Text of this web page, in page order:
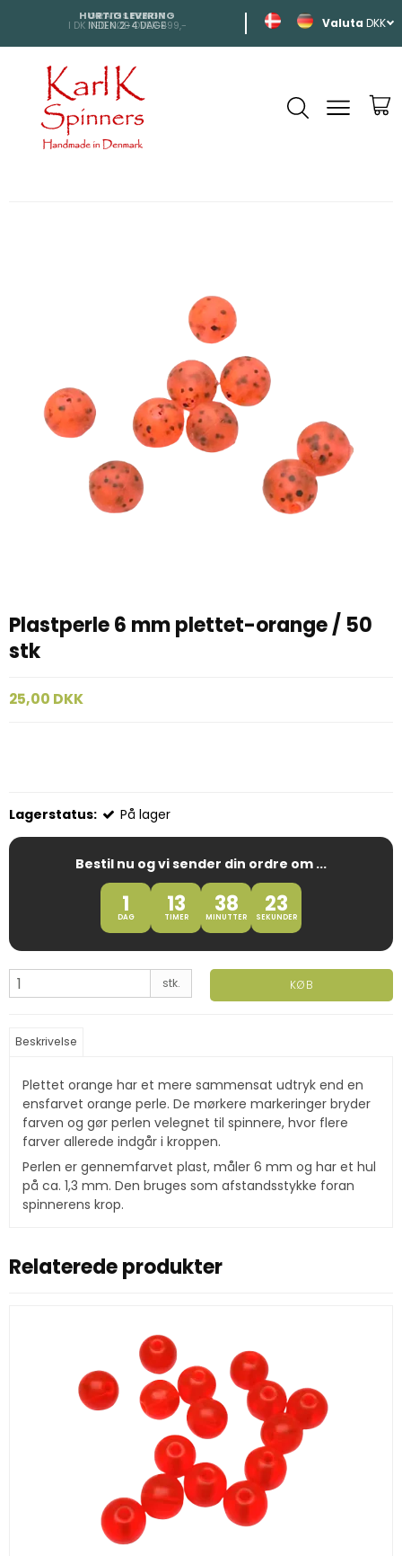
HURTIG LEVERING
INDEN 2-4 DAGE TIL HELE EUROPA
DKK
Plastperle 6 mm plettet-orange / 50
stk
25,00 DKK
Lagerstatus: På lager
Bestil nu og vi sender din ordre om ...
1
DAG 13
TIMER 38
MINUTTER 22
SEKUNDER
stk. KØB
Beskrivelse
Plettet orange har et mere sammensat udtryk end en
ensfarvet orange perle. De mørkere markeringer bryder
farven og gør perlen velegnet til spinnere, hvor flere
farver allerede indgår i kroppen.
Perlen er gennemfarvet plast, måler 6 mm og har et hul
på ca. 1,3 mm. Den bruges som afstandsstykke foran
spinnerens krop.
Relaterede produkter